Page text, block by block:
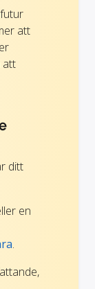
att
att
ditt
en
.